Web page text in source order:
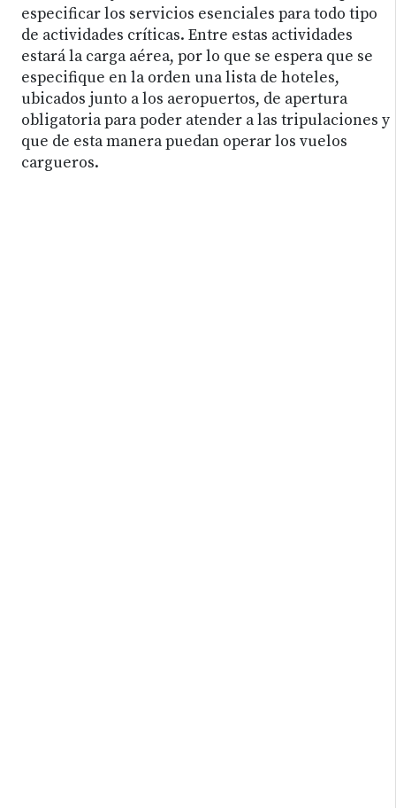
especificar los servicios esenciales para todo tipo
de actividades críticas. Entre estas actividades
estará la carga aérea, por lo que se espera que se
especifique en la orden una lista de hoteles,
ubicados junto a los aeropuertos, de apertura
obligatoria para poder atender a las tripulaciones y
que de esta manera puedan operar los vuelos
cargueros.